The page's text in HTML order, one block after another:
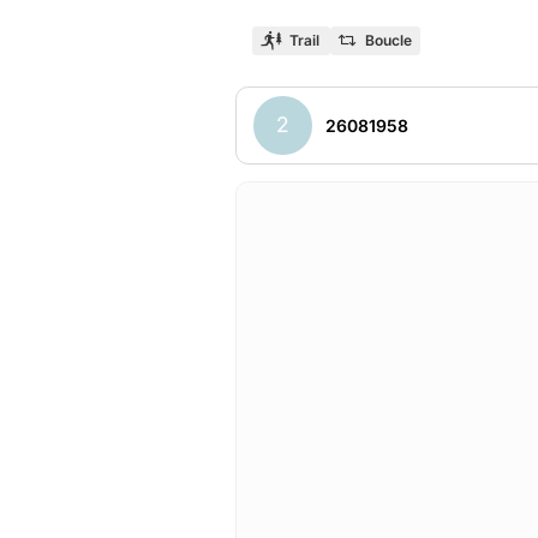
Trail Boucle
2 26081958